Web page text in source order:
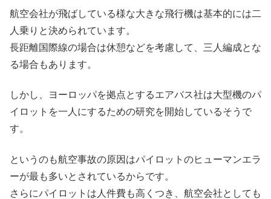
航空会社が飛ばしている様な大きな飛行機は基本的には二
人乗りと決められています。
長距離国際線の場合は休憩などを考慮して、三人編成とな
る場合もあります。
しかし、ヨーロッパを拠点とするエアバス社は大型機のパ
イロットを一人にするための研究を開始しているそうで
す。
というのも航空事故の原因はパイロットのヒューマンエラ
ーが最も多いとされているからです。
さらにパイロットは人件費も高くつき、航空会社としても